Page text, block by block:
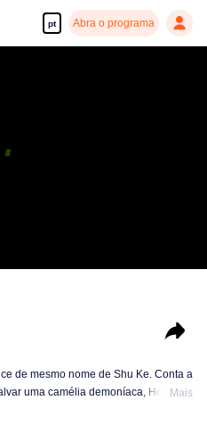
pt Abra o programa
de mesmo nome de Shu Ke. Conta a
uma camélia demoníaca, HongMais